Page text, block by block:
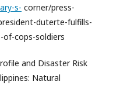
s- corner/press-
duterte-fulfills-
of-cops-soldiers
and Disaster Risk
Natural